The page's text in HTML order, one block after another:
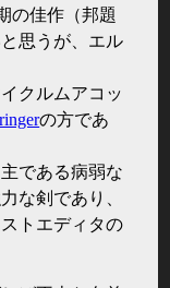
の佳作（邦題
思うが、エル
クルムアコッ
の方であ
である病弱な
な剣であり、
トエディタの